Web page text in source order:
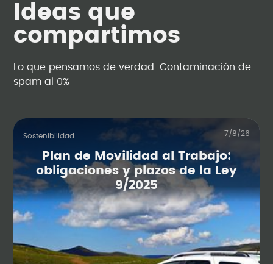
Ideas que
compartimos
Lo que pensamos de verdad. Contaminación de
spam al 0%
Sostenibilidad 7/8/26
Plan de Movilidad al Trabajo:
obligaciones y plazos de la Ley
9/2025